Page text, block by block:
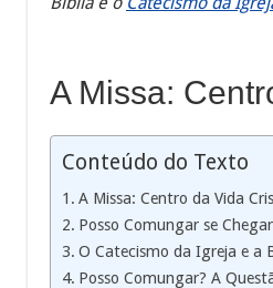
A Missa:
Conteúdo do Texto
A Missa: Centro da Vida
Posso Comungar se
O Catecismo da Igreja e a
Posso Comungar? A